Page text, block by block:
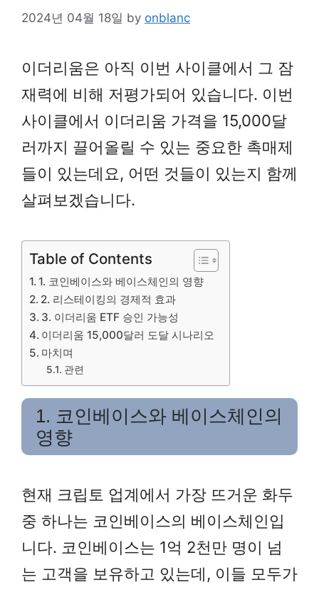
2024년 04월 18일 by onblanc
이더리움은 아직 이번 사이클에서 그 잠
재력에 비해 저평가되어 있습니다. 이번
사이클에서 이더리움 가격을 15,000달
러까지 끌어올릴 수 있는 중요한 촉매제
들이 있는데요, 어떤 것들이 있는지 함께
살펴보겠습니다.
Table of Contents
1. 코인베이스와 베이스체인의 영향
2. 리스테이킹의 경제적 효과
3. 이더리움 ETF 승인 가능성
이더리움 15,000달러 도달 시나리오
마치며
관련
1. 코인베이스와 베이스체인의
영향
현재 크립토 업계에서 가장 뜨거운 화두
중 하나는 코인베이스의 베이스체인입
니다. 코인베이스는 1억 2천만 명이 넘
는 고객을 보유하고 있는데, 이들 모두가